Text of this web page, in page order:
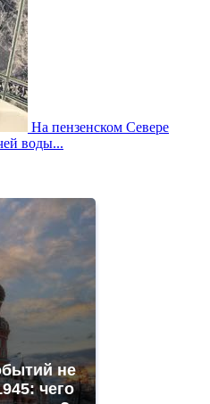
На пензенском Севере
воды...
не
чего